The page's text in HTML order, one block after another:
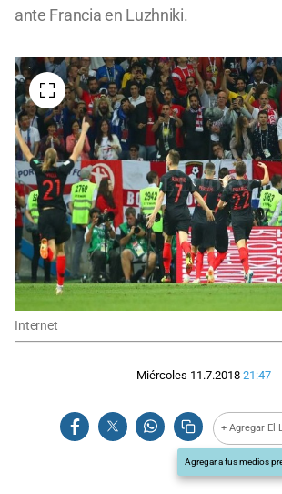
ante Francia en Luzhniki.
Internet
Miércoles 11.7.2018 21:47
+ Agregar El
Agregar a tus medios